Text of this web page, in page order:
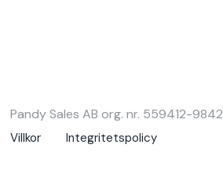
Pandy Sales AB org. nr. 559412-9842
Villkor Integritetspolicy